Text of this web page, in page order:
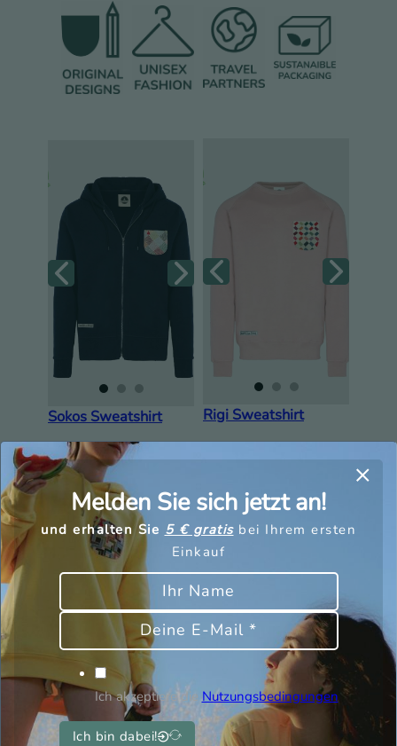
Sokos Sweatshirt Rigi Sweatshirt
Melden Sie sich jetzt an!
und erhalten Sie 5 € gratisbei Ihrem ersten
Einkauf
Ich akzeptiere dieNutzungsbedingungen
Ich bin dabei!